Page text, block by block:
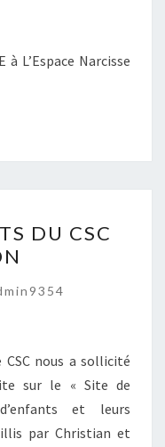
à L’Espace Narcisse
DU CSC
nous a sollicité
sur le « Site de
et leurs
par Christian et